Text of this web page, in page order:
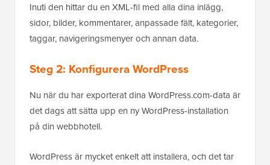
Inuti den hittar du en XML-fil med alla dina inlägg,
sidor, bilder, kommentarer, anpassade fält, kategorier,
taggar, navigeringsmenyer och annan data.
Steg 2: Konfigurera WordPress
Nu när du har exporterat dina WordPress.com-data är
det dags att sätta upp en ny WordPress-installation
på din webbhotell.
WordPress är mycket enkelt att installera, och det tar